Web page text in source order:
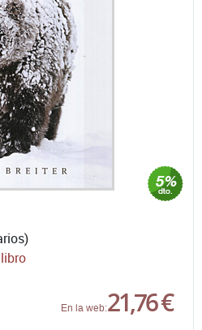
En la web:21,76 €